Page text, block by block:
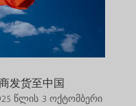
发货至中国
წლის 3 ოქტომბერი